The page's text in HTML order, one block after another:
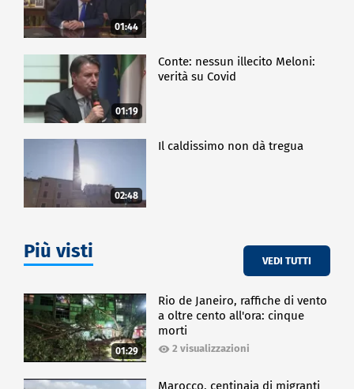
01:44
01:19
Conte: nessun illecito Meloni:
verità su Covid
02:48
Il caldissimo non dà tregua
Più visti VEDI TUTTI
01:29
Rio de Janeiro, raffiche di vento
a oltre cento all'ora: cinque
morti
2 visualizzazioni
Marocco, centinaia di migranti